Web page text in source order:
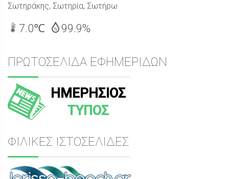
Σωτηράκης, Σωτηρία, Σωτήρω
7.0℃ 99.9%
ΠΡΩΤΟΣΕΛΙΔΑ ΕΦΗΜΕΡΙΔΩΝ
ΗΜΕΡΗΣΙΟΣ
ΤΥΠΟΣ
ΦΙΛΙΚΕΣ ΙΣΤΟΣΕΛΙΔΕΣ